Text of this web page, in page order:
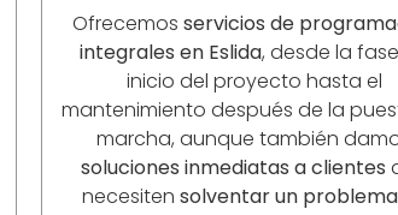
Ofrecemos servicios de
integrales en Eslida, desde la
inicio del proyecto hasta el
mantenimiento después de la
marcha, aunque también
soluciones inmediatas a clientes
necesiten solventar un